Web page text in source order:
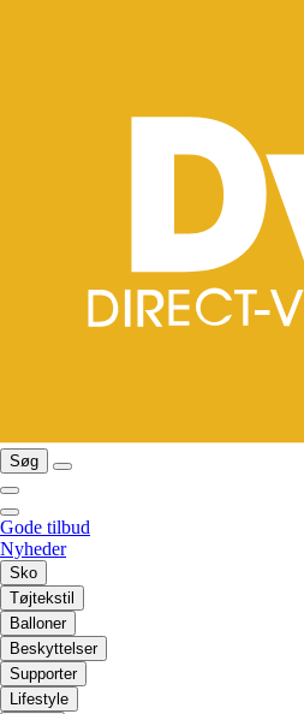
Søg
Gode tilbud
Nyheder
Sko
Tøjtekstil
Balloner
Beskyttelser
Supporter
Lifestyle